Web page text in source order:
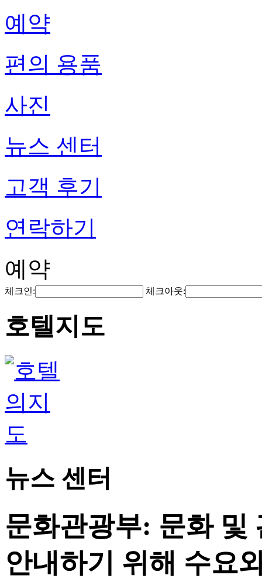
예약
편의 용품
사진
뉴스 센터
고객 후기
연락하기
예약
체크인: 체크아웃:
호텔지도
뉴스 센터
문화관광부: 문화 및
안내하기 위해 수요